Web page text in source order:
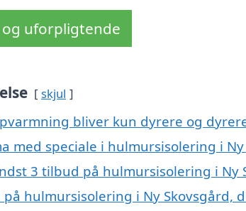
uforpligtende
skjul
bliver kun dyrere og
med speciale i hulmursisolering i
3 tilbud på hulmursisolering i Ny
hulmursisolering i Ny Skovsgård,